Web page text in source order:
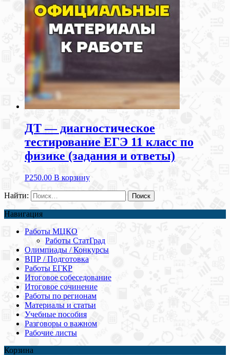
ДТ — диагностическое
тестирование ЕГЭ 11 класс по
физике (задания и ответы)
Р250.00 В корзину
Найти:
Навигация
Работы МЦКО
Работы СтатГрад
Олимпиады / Конкурсы
ВПР / Подготовка
Работы ЕГКР
Итоговое собеседование
Итоговое сочинение
Работы по регионам
Материалы и статьи
Учебные пособия
Разговоры о важном
Рабочие листы
Корзина